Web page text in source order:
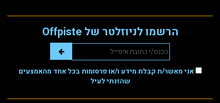
הרשמו לניוזלטר של Offpiste
אני מאשר/ת קבלת מידע ו/או פרסומות בכל אחד מהאמצעים
שהזנתי לעיל